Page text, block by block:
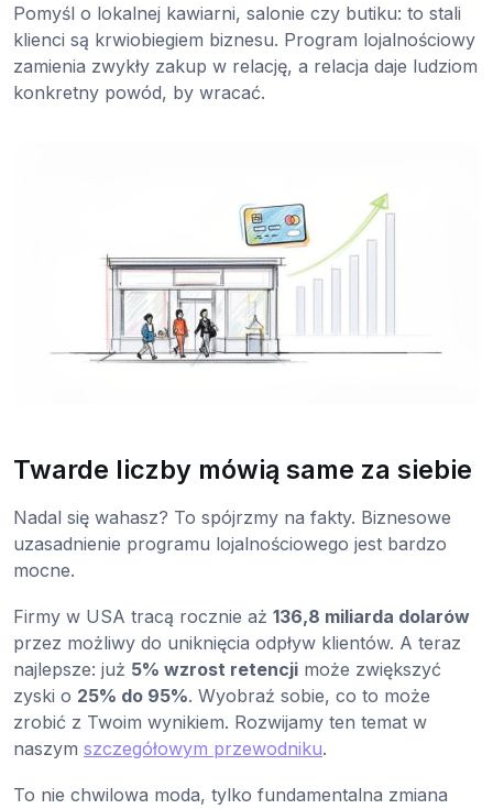
Pomyśl o lokalnej kawiarni, salonie czy butiku: to stali
klienci są krwiobiegiem biznesu. Program lojalnościowy
zamienia zwykły zakup w relację, a relacja daje ludziom
konkretny powód, by wracać.
Twarde liczby mówią same za siebie
Nadal się wahasz? To spójrzmy na fakty. Biznesowe
uzasadnienie programu lojalnościowego jest bardzo
mocne.
Firmy w USA tracą rocznie aż 136,8 miliarda dolarów
przez możliwy do uniknięcia odpływ klientów. A teraz
najlepsze: już 5% wzrost retencji może zwiększyć
zyski o 25% do 95%. Wyobraź sobie, co to może
zrobić z Twoim wynikiem. Rozwijamy ten temat w
naszym szczegółowym przewodniku.
To nie chwilowa moda, tylko fundamentalna zmiana